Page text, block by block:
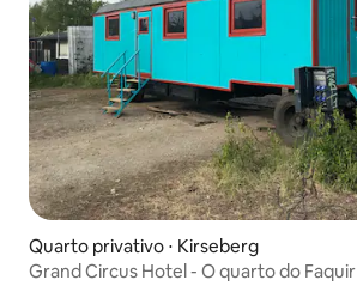
Quarto privativo ⋅ Kirseberg
Grand Circus Hotel - O quarto do Faquir